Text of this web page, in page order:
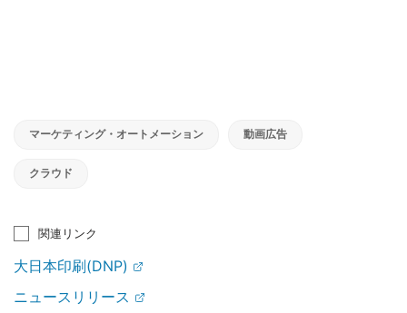
マーケティング・オートメーション 動画広告
クラウド
関連リンク
大日本印刷(DNP)
ニュースリリース